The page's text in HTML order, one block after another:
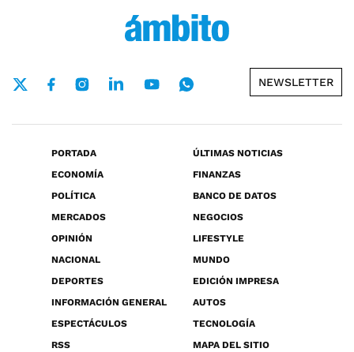
NEWSLETTER
PORTADA
ÚLTIMAS NOTICIAS
ECONOMÍA
FINANZAS
POLÍTICA
BANCO DE DATOS
MERCADOS
NEGOCIOS
OPINIÓN
LIFESTYLE
NACIONAL
MUNDO
DEPORTES
EDICIÓN IMPRESA
INFORMACIÓN GENERAL
AUTOS
ESPECTÁCULOS
TECNOLOGÍA
RSS
MAPA DEL SITIO